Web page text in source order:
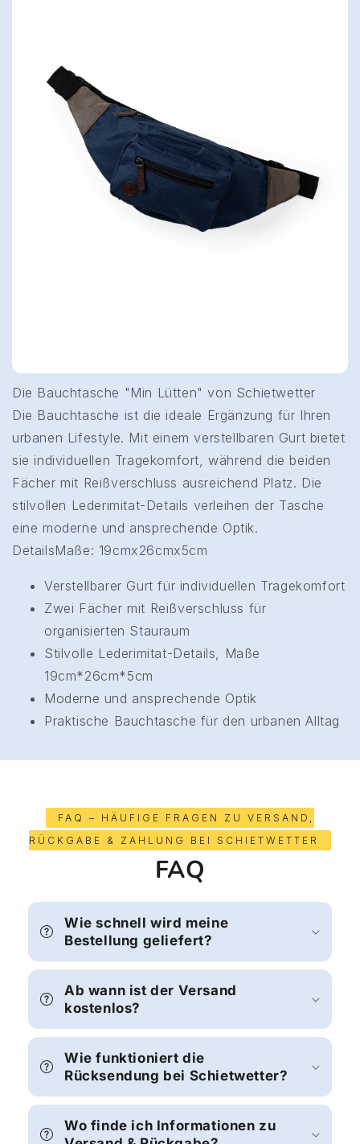
Die Bauchtasche "Min Lütten" von Schietwetter
Die Bauchtasche ist die ideale Ergänzung für Ihren
urbanen Lifestyle. Mit einem verstellbaren Gurt bietet
sie individuellen Tragekomfort, während die beiden
Fächer mit Reißverschluss ausreichend Platz. Die
stilvollen Lederimitat-Details verleihen der Tasche
eine moderne und ansprechende Optik.
DetailsMaße: 19cmx26cmx5cm
Verstellbarer Gurt für individuellen Tragekomfort
Zwei Fächer mit Reißverschluss für
organisierten Stauraum
Stilvolle Lederimitat-Details, Maße
19cm*26cm*5cm
Moderne und ansprechende Optik
Praktische Bauchtasche für den urbanen Alltag
FAQ – HÄUFIGE FRAGEN ZU VERSAND,
RÜCKGABE & ZAHLUNG BEI SCHIETWETTER
FAQ
Wie schnell wird meine
Bestellung geliefert?
Ab wann ist der Versand
kostenlos?
Wie funktioniert die
Rücksendung bei Schietwetter?
Wo finde ich Informationen zu